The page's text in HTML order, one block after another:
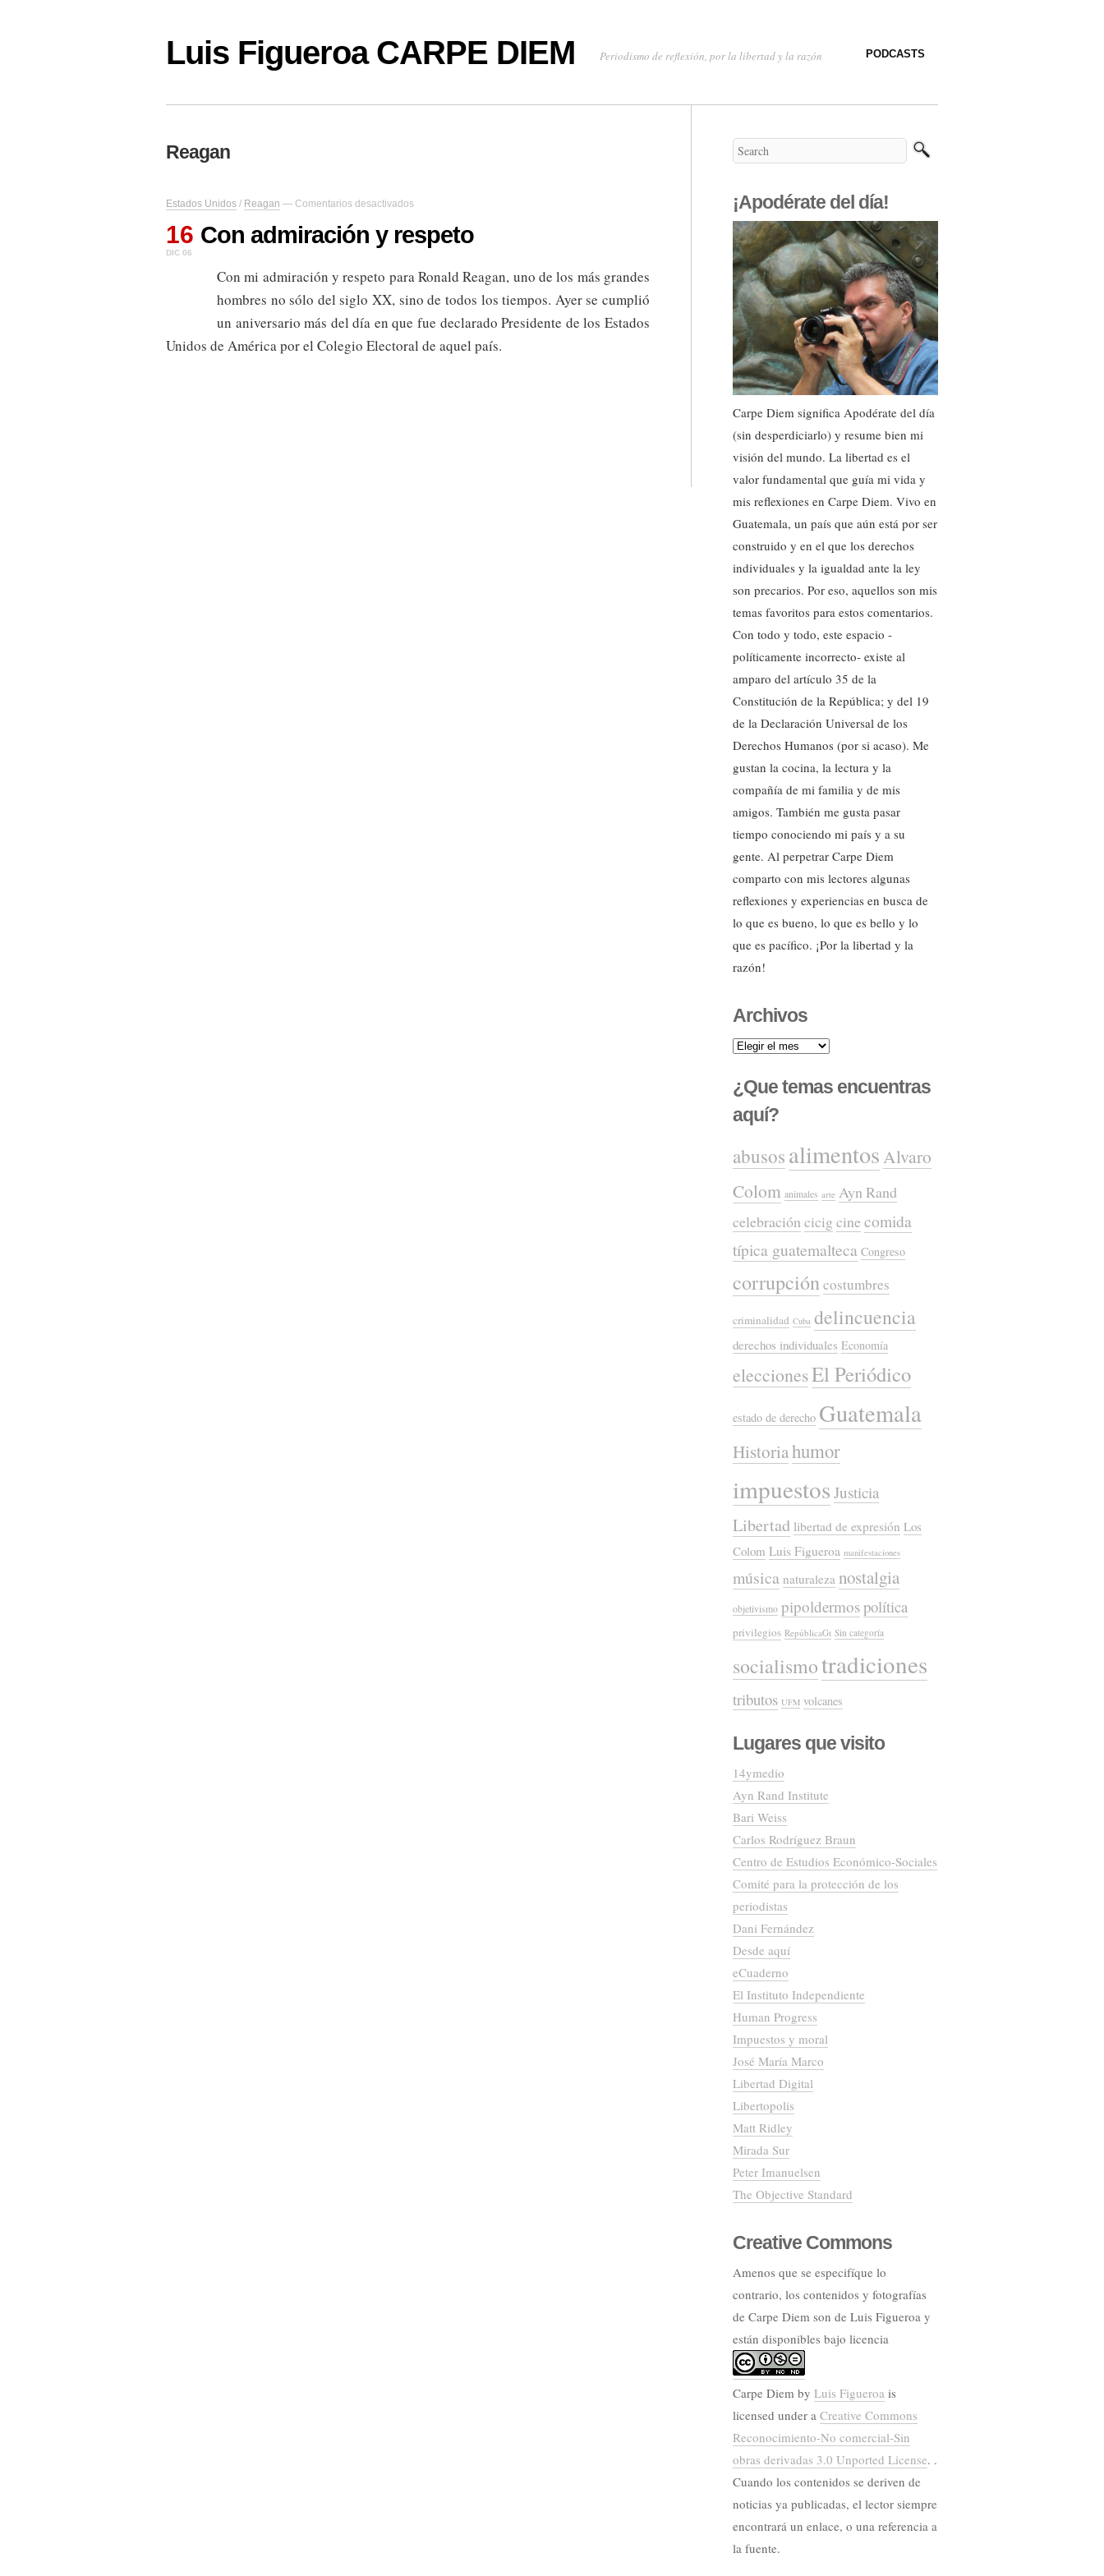
Luis Figueroa CARPE DIEM Periodismo de reflexión, por la libertad y la razón PODCASTS
Reagan
Estados Unidos / Reagan — Comentarios desactivados
admiración
y
16
DIC 06
Con admiración y respeto
Con mi admiración y respeto para Ronald Reagan, uno de los más grandes
hombres no sólo del siglo XX, sino de todos los tiempos. Ayer se cumplió
un aniversario más del día en que fue declarado Presidente de los Estados
Unidos de América por el Colegio Electoral de aquel país.
¡Apodérate del día!
Carpe Diem significa Apodérate del día
(sin desperdiciarlo) y resume bien mi
visión del mundo. La libertad es el
valor fundamental que guía mi vida y
mis reflexiones en Carpe Diem. Vivo en
Guatemala, un país que aún está por ser
construido y en el que los derechos
individuales y la igualdad ante la ley
son precarios. Por eso, aquellos son mis
temas favoritos para estos comentarios.
Con todo y todo, este espacio -
políticamente incorrecto- existe al
amparo del artículo 35 de la
Constitución de la República; y del 19
de la Declaración Universal de los
Derechos Humanos (por si acaso). Me
gustan la cocina, la lectura y la
compañía de mi familia y de mis
amigos. También me gusta pasar
tiempo conociendo mi país y a su
gente. Al perpetrar Carpe Diem
comparto con mis lectores algunas
reflexiones y experiencias en busca de
lo que es bueno, lo que es bello y lo
que es pacífico. ¡Por la libertad y la
razón!
Archivos
Archivos
¿Que temas encuentras
aquí?
abusos alimentosAlvaro
Colom animales arte Ayn Rand
celebración cicig cine comida
típica guatemalteca Congreso
corrupcióncostumbres
criminalidad Cuba delincuencia
derechos individuales Economía
eleccionesEl Periódico
estado de derecho Guatemala
Historiahumor
impuestos Justicia
Libertad libertad de expresión Los
Colom Luis Figueroa manifestaciones
música naturaleza nostalgia
objetivismo pipoldermospolítica
privilegios RepúblicaGt Sin categoría
socialismotradiciones
tributos UFM volcanes
Lugares que visito
14ymedio
Ayn Rand Institute
Bari Weiss
Carlos Rodríguez Braun
Centro de Estudios Económico-Sociales
Comité para la protección de los
periodistas
Dani Fernández
Desde aquí
eCuaderno
El Instituto Independiente
Human Progress
Impuestos y moral
José María Marco
Libertad Digital
Libertopolis
Matt Ridley
Mirada Sur
Peter Imanuelsen
The Objective Standard
Creative Commons
Amenos que se especifíque lo
contrario, los contenidos y fotografías
de Carpe Diem son de Luis Figueroa y
están disponibles bajo licencia
Carpe Diem by Luis Figueroa is
licensed under a Creative Commons
Reconocimiento-No comercial-Sin
obras derivadas 3.0 Unported License. .
Cuando los contenidos se deriven de
noticias ya publicadas, el lector siempre
encontrará un enlace, o una referencia a
la fuente.